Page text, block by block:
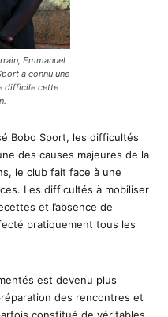
Emmanuel
a connu une
difficile cette
Bobo Sport, les difficultés
des causes majeures de la
le club fait face à une
Les difficultés à mobiliser
et l’absence de
pratiquement tous les
est devenu plus
des rencontres et